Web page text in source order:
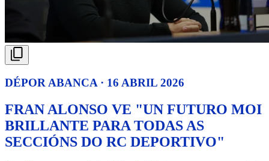
DÉPOR ABANCA · 16 ABRIL 2026
FRAN ALONSO VE "UN FUTURO MOI
BRILLANTE PARA TODAS AS
SECCIÓNS DO RC DEPORTIVO"